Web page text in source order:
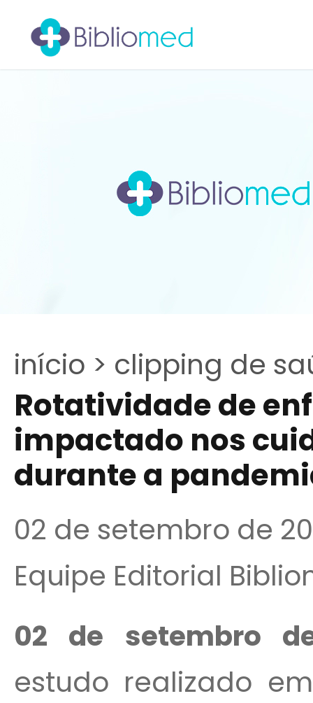
início > clipping de
Rotatividade de
impactado nos
durante a
02 de setembro de
Equipe Editorial
02 de setembro
estudo realizado